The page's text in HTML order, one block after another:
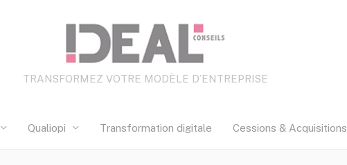
TRANSFORMEZ VOTRE MODÈLE D’ENTREPRISE
Qualiopi Transformation digitale Cessions & Acquisitions